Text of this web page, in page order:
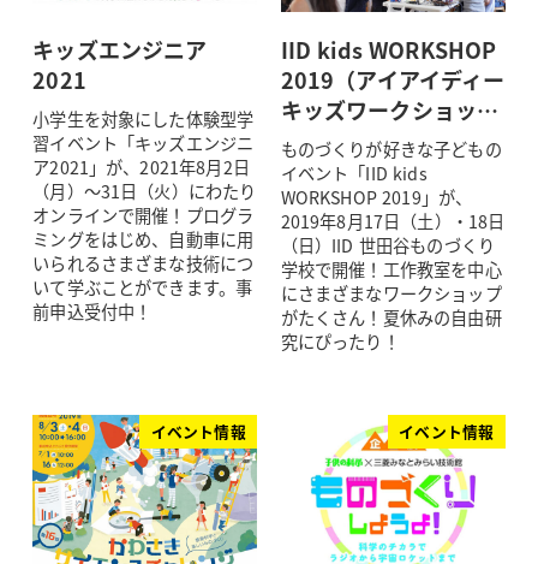
キッズエンジニア
2021
小学生を対象にした体験型学
習イベント「キッズエンジニ
ア2021」が、2021年8月2日
（月）～31日（火）にわたり
オンラインで開催！プログラ
ミングをはじめ、自動車に用
いられるさまざまな技術につ
いて学ぶことができます。事
前申込受付中！
IID kids WORKSHOP
2019（アイアイディー
キッズワークショッ…
ものづくりが好きな子どもの
イベント「IID kids
WORKSHOP 2019」が、
2019年8月17日（土）・18日
（日）IID 世田谷ものづくり
学校で開催！工作教室を中心
にさまざまなワークショップ
がたくさん！夏休みの自由研
究にぴったり！
イベント情報 イベント情報